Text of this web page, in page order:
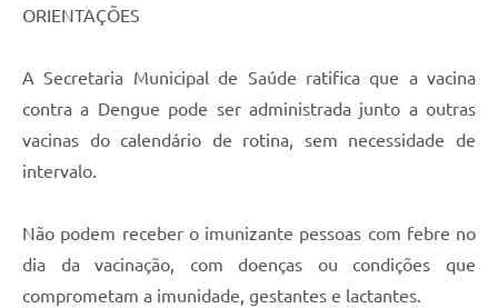
ORIENTAÇÕES
A Secretaria Municipal de Saúde ratifica que a vacina
contra a Dengue pode ser administrada junto a outras
vacinas do calendário de rotina, sem necessidade de
intervalo.
Não podem receber o imunizante pessoas com febre no
dia da vacinação, com doenças ou condições que
comprometam a imunidade, gestantes e lactantes.